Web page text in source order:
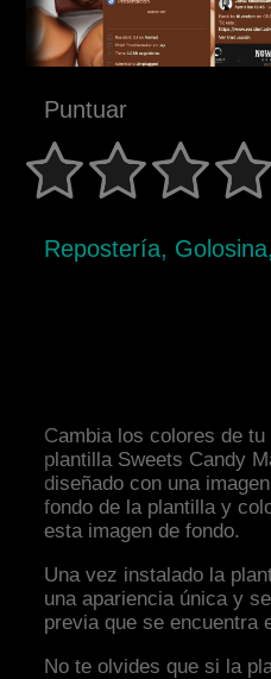
Puntuar
Repostería,
Cambia los colores de
plantilla Sweets Candy
diseñado con una
fondo de la plantilla y
esta imagen de fondo.
Una vez instalado la
una apariencia única y
previa que se encuentra
No te olvides que si la